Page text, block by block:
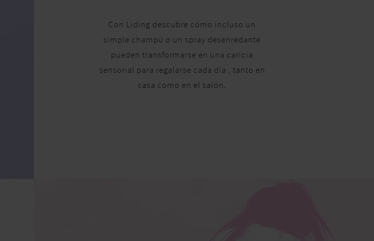
Con Liding descubre cómo incluso un
simple champú o un spray desenredante
pueden transformarse en una caricia
sensorial para regalarse cada día , tanto en
casa como en el salón.